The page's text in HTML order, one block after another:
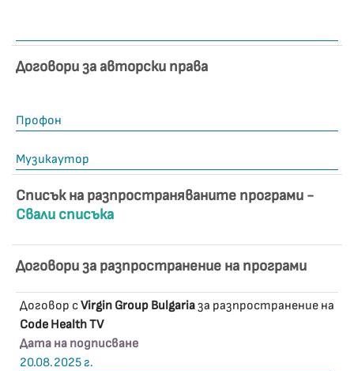
Договори за авторски права
Профон
Музикаутор
Списък на разпространяваните програми -
Свали списъка
Договори за разпространение на програми
Договор сVirgin Group Bulgariaза разпространение на
Code Health TV
Дата на подписване
20.08.2025 г.